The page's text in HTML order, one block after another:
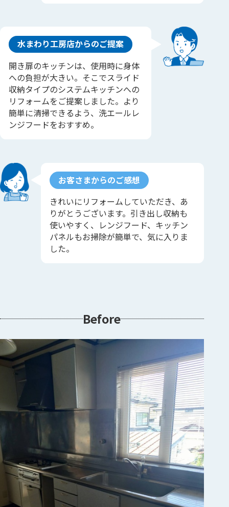
水まわり工房店からのご提案
開き扉のキッチンは、使用時に身体
への負担が大きい。そこでスライド
収納タイプのシステムキッチンへの
リフォームをご提案しました。より
簡単に清掃できるよう、洗エールレ
ンジフードをおすすめ。
お客さまからのご感想
きれいにリフォームしていただき、あ
りがとうございます。引き出し収納も
使いやすく、レンジフード、キッチン
パネルもお掃除が簡単で、気に入りま
した。
Before